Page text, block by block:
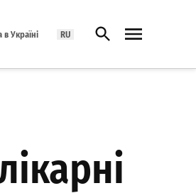
в Україні RU Відкрити пошук